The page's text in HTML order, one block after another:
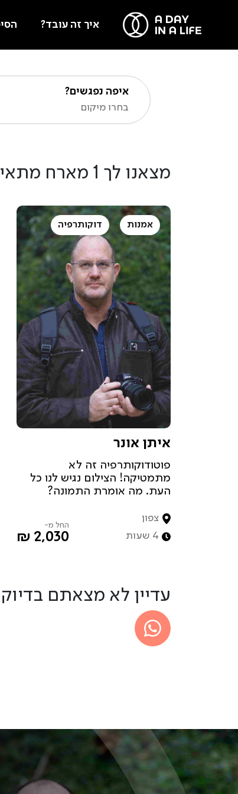
איך זה עובד?
איפה נפגשים?
בחרו מיקום
מצאנו לך 1 מארח מתאים בתחום
אמנות דוקותרפיה
איתן אונר
פוטודוקותרפיה זה לא
מתמטיקה! הצילום נגיש לנו כל
העת. מה אומרת התמונה?
צפון
4 שעות
החל מ-
2,030 ₪
עדיין לא מצאתם